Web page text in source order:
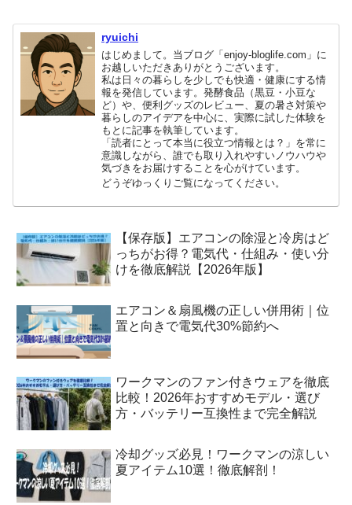
ryuichi
はじめまして。当ブログ「enjoy-bloglife.com」に
お越しいただきありがとうございます。
私は日々の暮らしを少しでも快適・健康にする情
報を発信しています。発酵食品（黒豆・小豆な
ど）や、便利グッズのレビュー、夏の暑さ対策や
暮らしのアイデアを中心に、実際に試した体験を
もとに記事を執筆しています。
「読者にとって本当に役立つ情報とは？」を常に
意識しながら、誰でも取り入れやすいノウハウや
気づきをお届けすることを心がけています。
どうぞゆっくりご覧になってください。
【保存版】エアコンの除湿と冷房はど
っちがお得？電気代・仕組み・使い分
けを徹底解説【2026年版】
エアコン＆扇風機の正しい併用術｜位
置と向きで電気代30%節約へ
ワークマンのファン付きウェアを徹底
比較！2026年おすすめモデル・選び
方・バッテリー互換性まで完全解説
冷却グッズ必見！ワークマンの涼しい
夏アイテム10選！徹底解剖！